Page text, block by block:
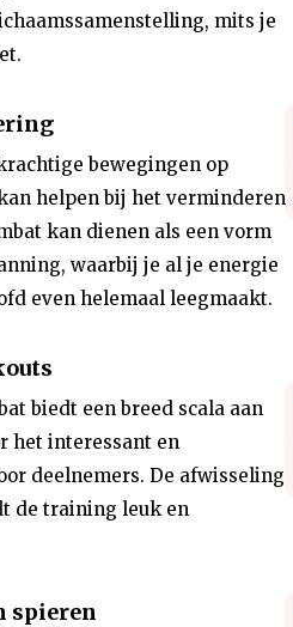
mits je
bewegingen op
helpen bij het verminderen
kan dienen als een vorm
waarbij je al je energie
even helemaal leegmaakt.
biedt een breed scala aan
het interessant en
deelnemers. De afwisseling
de training leuk en
spieren